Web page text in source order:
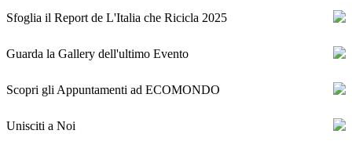
Sfoglia il Report de L'Italia che Ricicla 2025
Guarda la Gallery dell'ultimo Evento
Scopri gli Appuntamenti ad ECOMONDO
Unisciti a Noi